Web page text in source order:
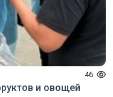
46
и овощей